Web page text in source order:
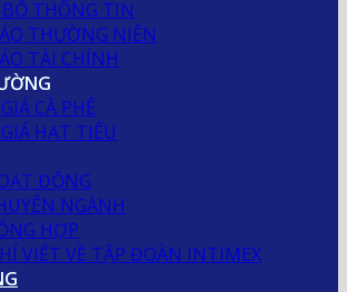
BỐ THÔNG TIN
THƯỜNG NIÊN
TÀI CHÍNH
CÀ PHÊ
HẠT TIÊU
ĐỘNG
NGÀNH
HỢP
VIẾT VỀ TẬP ĐOÀN INTIMEX